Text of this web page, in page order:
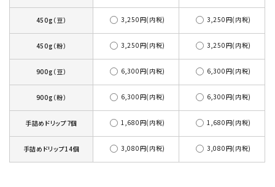
450g（豆） 3,250円(内税) 3,250円(内税)
450g（粉） 3,250円(内税) 3,250円(内税)
900g（豆） 6,300円(内税) 6,300円(内税)
900g（粉） 6,300円(内税) 6,300円(内税)
手詰めドリップ7個 1,680円(内税) 1,680円(内税)
手詰めドリップ14個 3,080円(内税) 3,080円(内税)